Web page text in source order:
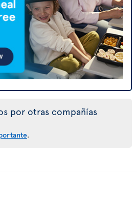
por otras compañías
.